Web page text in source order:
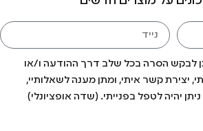
לבקש הסרה בכל שלב דרך ההודעה ו/או
יצירת קשר איתי, ומתן מענה לשאלותיי,
יהיה לטפל בפנייתי. (שדה אופציונלי)